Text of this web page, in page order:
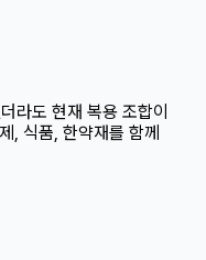
라도 현재 복용 조합이
, 식품, 한약재를 함께